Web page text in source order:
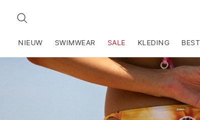
ZOEKEN
NIEUW
SWIMWEAR SALE KLEDING
ISLEÑA